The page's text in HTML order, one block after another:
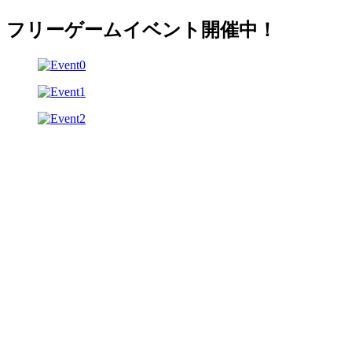
フリーゲームイベント開催中！